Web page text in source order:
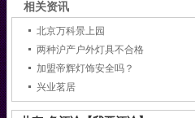
相关资讯
北京万科景上园
两种沪产户外灯具不合格
加盟帝辉灯饰安全吗？
兴业茗居